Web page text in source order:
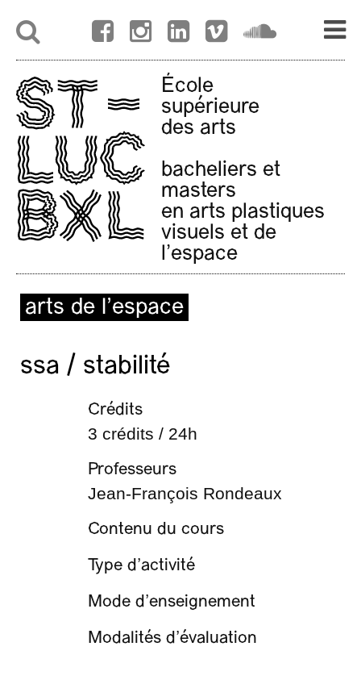
École
supérieure
des arts
bacheliers et
masters
en arts plastiques
visuels et de
l'espace
arts de l’espace
ssa / stabilité
Crédits
3 crédits / 24h
Professeurs
Jean-François Rondeaux
Contenu du cours
Type d’activité
Mode d’enseignement
Modalités d’évaluation